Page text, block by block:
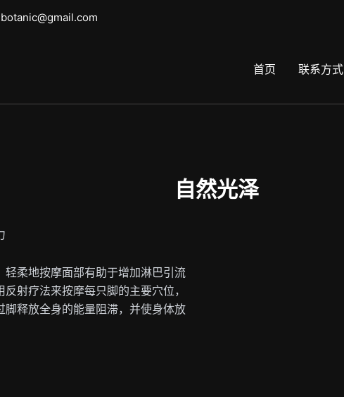
首页 联系方式
自然光泽
柔地按摩面部有助于增加淋巴引流
射疗法来按摩每只脚的主要穴位，
释放全身的能量阻滞，并使身体放